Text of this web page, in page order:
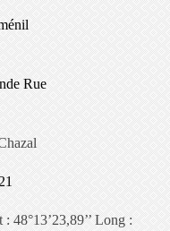
Rue
: 48°13’23,89’’ Long :